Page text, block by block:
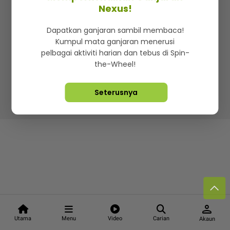
Utama Menu Video Carian
person
Akaun
Iklan di SMG360
Terma & Syarat Dasar Privasi
Lebih hot, viral dan sensasi
Hakcipta Terpelihara ©2026. Star Media Group Berhad
Nexus!
Dapatkan ganjaran sambil membaca!
Kumpul mata ganjaran menerusi
pelbagai aktiviti harian dan tebus di Spin-
the-Wheel!
Seterusnya